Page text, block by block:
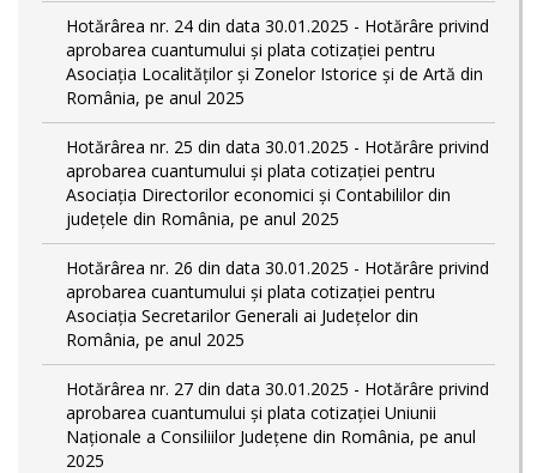
Hotărârea nr. 24 din data 30.01.2025 - Hotărâre privind
aprobarea cuantumului și plata cotizației pentru
Asociația Localităților și Zonelor Istorice și de Artă din
România, pe anul 2025
Hotărârea nr. 25 din data 30.01.2025 - Hotărâre privind
aprobarea cuantumului și plata cotizației pentru
Asociația Directorilor economici și Contabililor din
județele din România, pe anul 2025
Hotărârea nr. 26 din data 30.01.2025 - Hotărâre privind
aprobarea cuantumului și plata cotizației pentru
Asociația Secretarilor Generali ai Județelor din
România, pe anul 2025
Hotărârea nr. 27 din data 30.01.2025 - Hotărâre privind
aprobarea cuantumului și plata cotizației Uniunii
Naționale a Consiliilor Județene din România, pe anul
2025